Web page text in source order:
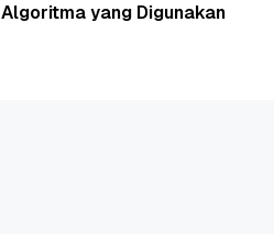
yang Digunakan